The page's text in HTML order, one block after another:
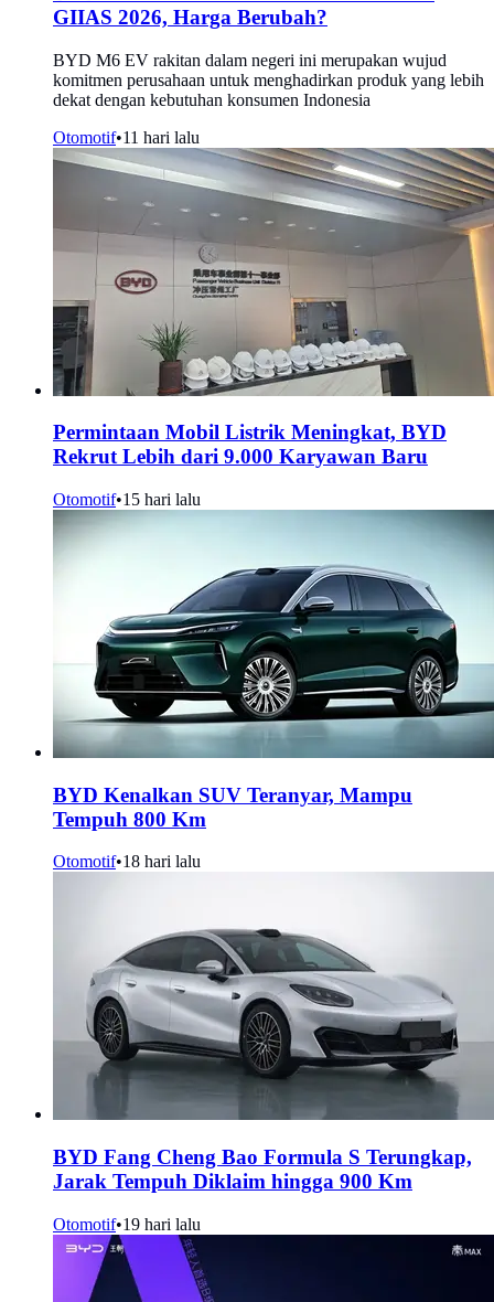
GIIAS 2026, Harga Berubah?
BYD M6 EV rakitan dalam negeri ini merupakan wujud
komitmen perusahaan untuk menghadirkan produk yang lebih
dekat dengan kebutuhan konsumen Indonesia
Otomotif•11 hari lalu
Permintaan Mobil Listrik Meningkat, BYD
Rekrut Lebih dari 9.000 Karyawan Baru
Otomotif•15 hari lalu
BYD Kenalkan SUV Teranyar, Mampu
Tempuh 800 Km
Otomotif•18 hari lalu
BYD Fang Cheng Bao Formula S Terungkap,
Jarak Tempuh Diklaim hingga 900 Km
Otomotif•19 hari lalu